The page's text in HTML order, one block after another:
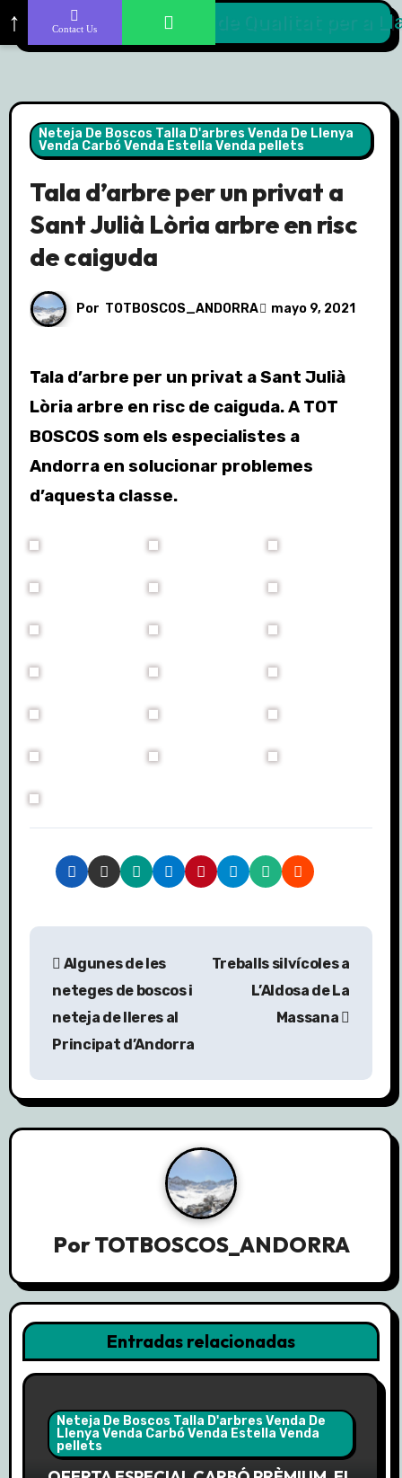
Neteja De Boscos Talla D'arbres Venda De Llenya
Venda Carbó Venda Estella Venda pellets
Tala d’arbre per un privat a
Sant Julià Lòria arbre en risc
de caiguda
Por TOTBOSCOS_ANDORRA mayo 9, 2021
Tala d’arbre per un privat a Sant Julià
Lòria arbre en risc de caiguda. A TOT
BOSCOS som els especialistes a
Andorra en solucionar problemes
d’aquesta classe.
N
g
a
n
d
e
Algunes de les
neteges de boscos i
neteja de lleres al
Principat d’Andorra
Treballs silvícoles a
L’Aldosa de La
Massana
PorTOTBOSCOS_ANDORRA
Entradas relacionadas
Neteja De Boscos Talla D'arbres Venda De
Llenya Venda Carbó Venda Estella Venda
pellets
↑ Contact Us